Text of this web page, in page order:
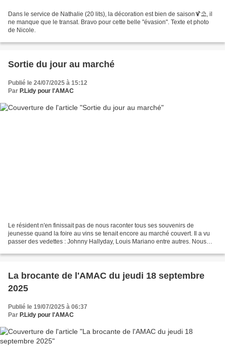
Dans le service de Nathalie (20 lits), la décoration est bien de saison🍹⛱️, il
ne manque que le transat. Bravo pour cette belle "évasion". Texte et photo
de Nicole.
Sortie du jour au marché
Publié le 24/07/2025 à 15:12
Par P.Lidy pour l'AMAC
Le résident n'en finissait pas de nous raconter tous ses souvenirs de
jeunesse quand la foire au vins se tenait encore au marché couvert. Il a vu
passer des vedettes : Johnny Hallyday, Louis Mariano entre autres. Nous
La brocante de l'AMAC du jeudi 18 septembre
2025
Publié le 19/07/2025 à 06:37
Par P.Lidy pour l'AMAC